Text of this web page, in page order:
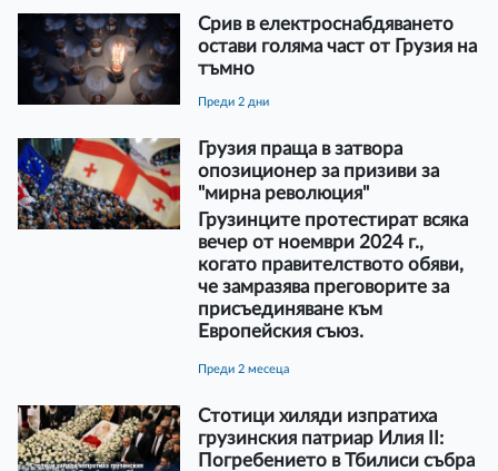
Срив в електроснабдяването
остави голяма част от Грузия на
тъмно
преди 2 дни
Грузия праща в затвора
опозиционер за призиви за
"мирна революция"
Грузинците протестират всяка
вечер от ноември 2024 г.,
когато правителството обяви,
че замразява преговорите за
присъединяване към
Европейския съюз.
преди 2 месеца
Стотици хиляди изпратиха
грузинския патриар Илия II:
Погребението в Тбилиси събра